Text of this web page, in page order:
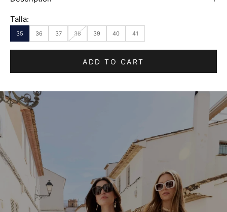
Talla:
35 36 37 38 39 40 41
ADD TO CART